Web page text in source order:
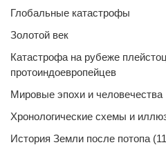
Глобальные катастрофы
Золотой век
Катастрофа на рубеже
протоиндоевропейцев
Мировые эпохи и человечества
Хронологические схемы и
История Земли после потопа